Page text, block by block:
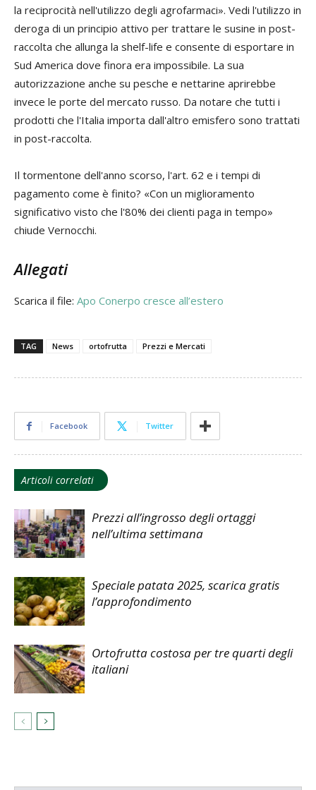
la reciprocità nell'utilizzo degli agrofarmaci». Vedi l'utilizzo in
deroga di un principio attivo per trattare le susine in post-
raccolta che allunga la shelf-life e consente di esportare in
Sud America dove finora era impossibile. La sua
autorizzazione anche su pesche e nettarine aprirebbe
invece le porte del mercato russo. Da notare che tutti i
prodotti che l'Italia importa dall'altro emisfero sono trattati
in post-raccolta.
Il tormentone dell'anno scorso, l'art. 62 e i tempi di
pagamento come è finito? «Con un miglioramento
significativo visto che l'80% dei clienti paga in tempo»
chiude Vernocchi.
Allegati
Scarica il file: Apo Conerpo cresce all’estero
TAG News ortofrutta Prezzi e Mercati
Facebook Twitter
Articoli correlati
Prezzi all’ingrosso degli ortaggi
nell’ultima settimana
Speciale patata 2025, scarica gratis
l’approfondimento
Ortofrutta costosa per tre quarti degli
italiani